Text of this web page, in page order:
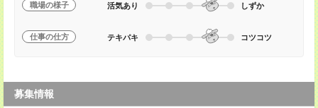
職場の様子 活気あり しずか
仕事の仕方 テキパキ コツコツ
募集情報